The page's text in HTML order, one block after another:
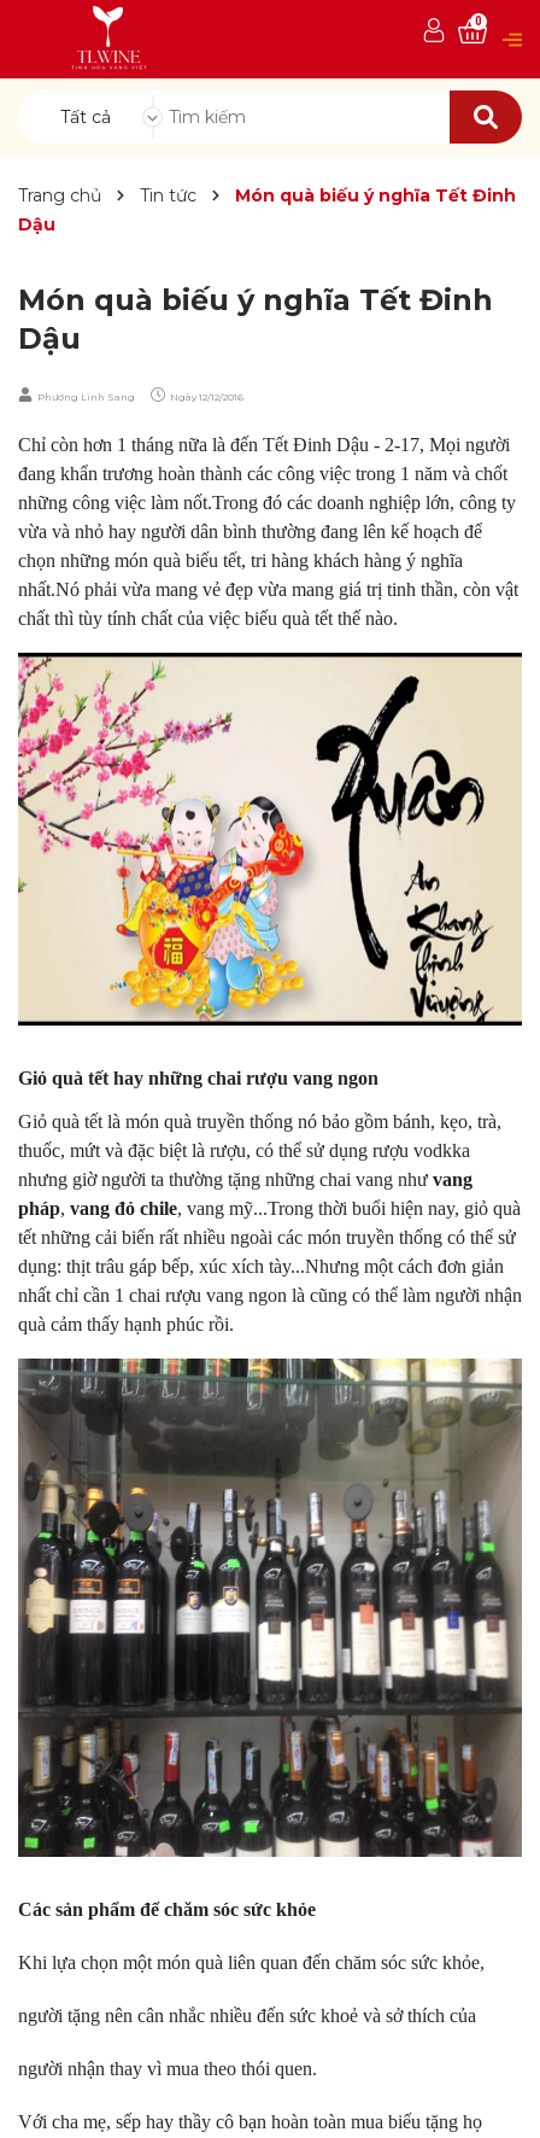
Tất cả
0
Trang chủ Tin tức
Món quà biếu ý nghĩa Tết Đinh
Dậu
Món quà biếu ý nghĩa Tết Đinh
Dậu
Phương Linh Sang Ngày 12/12/2016
Chỉ còn hơn 1 tháng nữa là đến Tết Đinh Dậu - 2-17, Mọi người
đang khẩn trương hoàn thành các công việc trong 1 năm và chốt
những công việc làm nốt.Trong đó các doanh nghiệp lớn, công ty
vừa và nhỏ hay người dân bình thường đang lên kế hoạch để
chọn những món quà biếu tết, tri hàng khách hàng ý nghĩa
nhất.Nó phải vừa mang vẻ đẹp vừa mang giá trị tinh thần, còn vật
chất thì tùy tính chất của việc biếu quà tết thế nào.
Giỏ quà tết hay những chai rượu vang ngon
Giỏ quà tết là món quà truyền thống nó bảo gồm bánh, kẹo, trà,
thuốc, mứt và đặc biệt là rượu, có thể sử dụng rượu vodkka
nhưng giờ người ta thường tặng những chai vang như vang
pháp, vang đỏ chile, vang mỹ...Trong thời buổi hiện nay, giỏ quà
tết những cải biến rất nhiều ngoài các món truyền thống có thể sử
dụng: thịt trâu gáp bếp, xúc xích tày...Nhưng một cách đơn giản
nhất chỉ cần 1 chai rượu vang ngon là cũng có thể làm người nhận
quà cảm thấy hạnh phúc rồi.
Các sản phẩm để chăm sóc sức khỏe
Khi lựa chọn một món quà liên quan đến chăm sóc sức khỏe,
người tặng nên cân nhắc nhiều đến sức khoẻ và sở thích của
người nhận thay vì mua theo thói quen.
Với cha mẹ, sếp hay thầy cô bạn hoàn toàn mua biếu tặng họ